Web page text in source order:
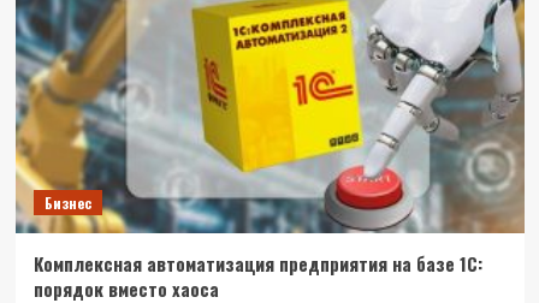
Бизнес
Комплексная автоматизация предприятия на базе 1С:
порядок вместо хаоса